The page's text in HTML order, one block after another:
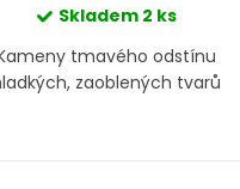
Skladem 2 ks
tmavého odstínu
zaoblených tvarů